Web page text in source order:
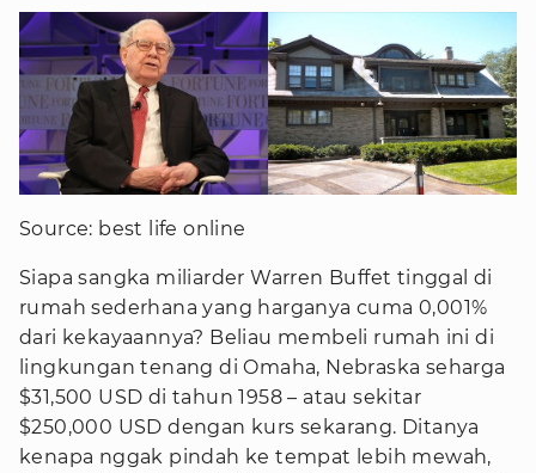
Source: best life online
Siapa sangka miliarder Warren Buffet tinggal di
rumah sederhana yang harganya cuma 0,001%
dari kekayaannya? Beliau membeli rumah ini di
lingkungan tenang di Omaha, Nebraska seharga
$31,500 USD di tahun 1958 – atau sekitar
$250,000 USD dengan kurs sekarang. Ditanya
kenapa nggak pindah ke tempat lebih mewah,